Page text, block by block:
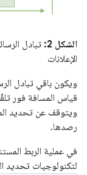
الشكل 2:
تبادل
الإعلانات
ويكون باقي تبادل
قياس المسافة فور
ويتوقف عن تحديد
رصدها.
في عملية الربط
لتكنولوجيات تحديد